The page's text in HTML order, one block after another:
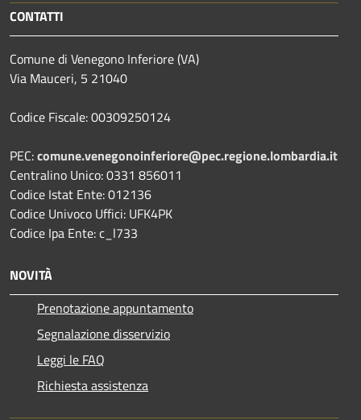
CONTATTI
Comune di Venegono Inferiore (VA)
Via Mauceri, 5 21040
Codice Fiscale: 00309250124
PEC:comune.venegonoinferiore@pec.regione.lombardia.it
Centralino Unico: 0331 856011
Codice Istat Ente: 012136
Codice Univoco Uffici: UFK4PK
Codice Ipa Ente: c_l733
NOVITÀ
Prenotazione appuntamento
Segnalazione disservizio
Leggi le FAQ
Richiesta assistenza